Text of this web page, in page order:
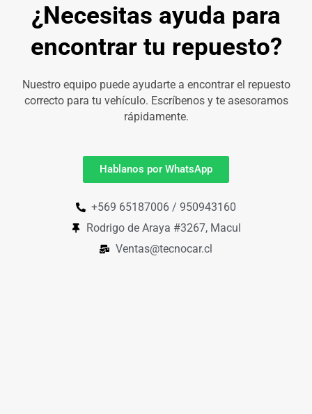
¿Necesitas ayuda para
encontrar tu repuesto?
Nuestro equipo puede ayudarte a encontrar el repuesto
correcto para tu vehículo. Escríbenos y te asesoramos
rápidamente.
Hablanos por WhatsApp
+569 65187006 / 950943160
Rodrigo de Araya #3267, Macul
Ventas@tecnocar.cl